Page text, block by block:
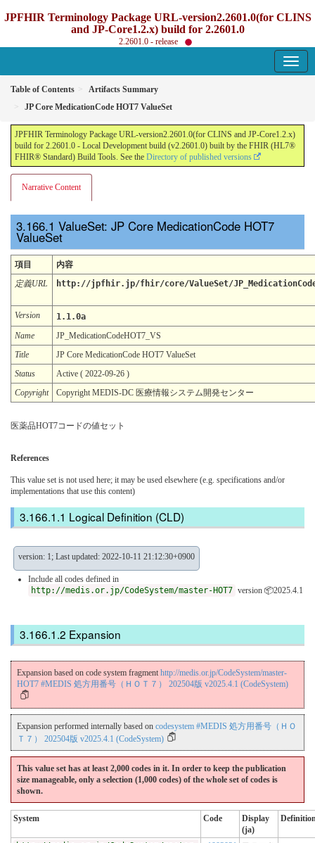
JPFHIR Terminology Package URL-version2.2601.0(for CLINS
and JP-Core1.2.x) build for 2.2601.0
2.2601.0 - release
Table of Contents
Artifacts Summary
JP Core MedicationCode HOT7 ValueSet
JPFHIR Terminology Package URL-version2.2601.0(for CLINS and JP-Core1.2.x)
build for 2.2601.0 - Local Development build (v2.2601.0) built by the FHIR (HL7®
FHIR® Standard) Build Tools. See the Directory of published versions
Narrative Content
ValueSet: JP Core MedicationCode HOT7
ValueSet
項目
内容
定義URL
http://jpfhir.jp/fhir/core/ValueSet/
Version
1.1.0a
Name
JP_MedicationCodeHOT7_VS
Title
JP Core MedicationCode HOT7 ValueSet
Status
Active ( 2022-09-26 )
Copyright
Copyright MEDIS-DC 医療情報システム開発センター
医薬品HOT7コードの値セット
References
This value set is not used here; it may be used elsewhere (e.g. specifications and/or
implementations that use this content)
Logical Definition (CLD)
version: 1; Last updated: 2022-10-11 21:12:30+0900
Include all codes defined in
http://medis.or.jp/CodeSystem/master-HOT7 version 📦2025.4.1
Expansion
Expansion based on code system fragment http://medis.or.jp/CodeSystem/master-
HOT7 #MEDIS 処方用番号（ＨＯＴ７） 202504版 v2025.4.1 (CodeSystem)
Expansion performed internally based on codesystem #MEDIS 処方用番号（ＨＯ
Ｔ７） 202504版 v2025.4.1 (CodeSystem)
This value set has at least 2,000 codes in it. In order to keep the publication
size manageable, only a selection (1,000 codes) of the whole set of codes is
shown.
System Code
Display
(ja)